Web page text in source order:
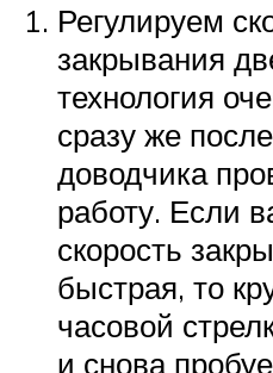
Регулируем
закрывания
технология
сразу же
доводчика
работу. Если
скорость
быстрая, то
часовой
и снова